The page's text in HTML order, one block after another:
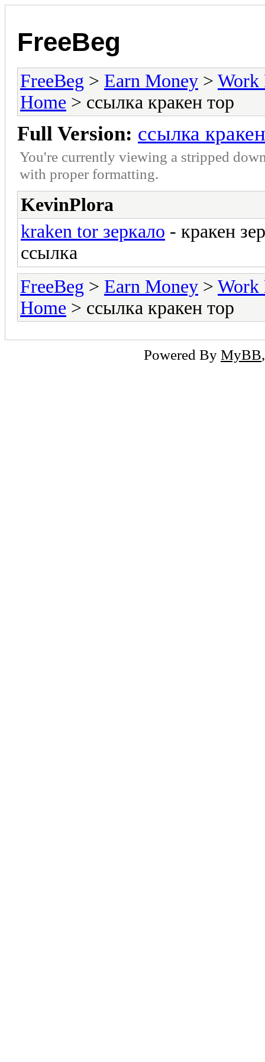
FreeBeg
FreeBeg > Earn Money > Work
Home > ссылка кракен тор
Full Version: ссылка
You're currently viewing a stripped
with proper formatting.
KevinPlora
kraken tor зеркало - кракен
ссылка
FreeBeg > Earn Money > Work
Home > ссылка кракен тор
Powered By MyBB